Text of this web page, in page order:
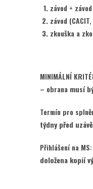
závod +
závod
zkouška a
MINIMÁLNÍ
– obrana musí
Termín pro
týdny před
Přihlášení na MS:
doložena kopií